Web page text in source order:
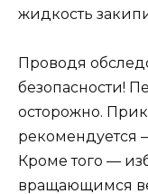
жидкость
Проводя
безопасности!
осторожно.
рекомендуется
Кроме того —
вращающимся